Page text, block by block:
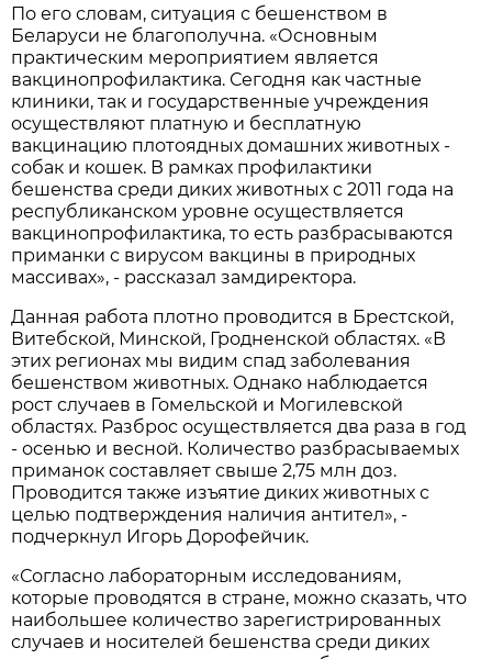
По его словам, ситуация с бешенством в
Беларуси не благополучна. «Основным
практическим мероприятием является
вакцинопрофилактика. Сегодня как частные
клиники, так и государственные учреждения
осуществляют платную и бесплатную
вакцинацию плотоядных домашних животных -
собак и кошек. В рамках профилактики
бешенства среди диких животных с 2011 года на
республиканском уровне осуществляется
вакцинопрофилактика, то есть разбрасываются
приманки с вирусом вакцины в природных
массивах», - рассказал замдиректора.
Данная работа плотно проводится в Брестской,
Витебской, Минской, Гродненской областях. «В
этих регионах мы видим спад заболевания
бешенством животных. Однако наблюдается
рост случаев в Гомельской и Могилевской
областях. Разброс осуществляется два раза в год
- осенью и весной. Количество разбрасываемых
приманок составляет свыше 2,75 млн доз.
Проводится также изъятие диких животных с
целью подтверждения наличия антител», -
подчеркнул Игорь Дорофейчик.
«Согласно лабораторным исследованиям,
которые проводятся в стране, можно сказать, что
наибольшее количество зарегистрированных
случаев и носителей бешенства среди диких